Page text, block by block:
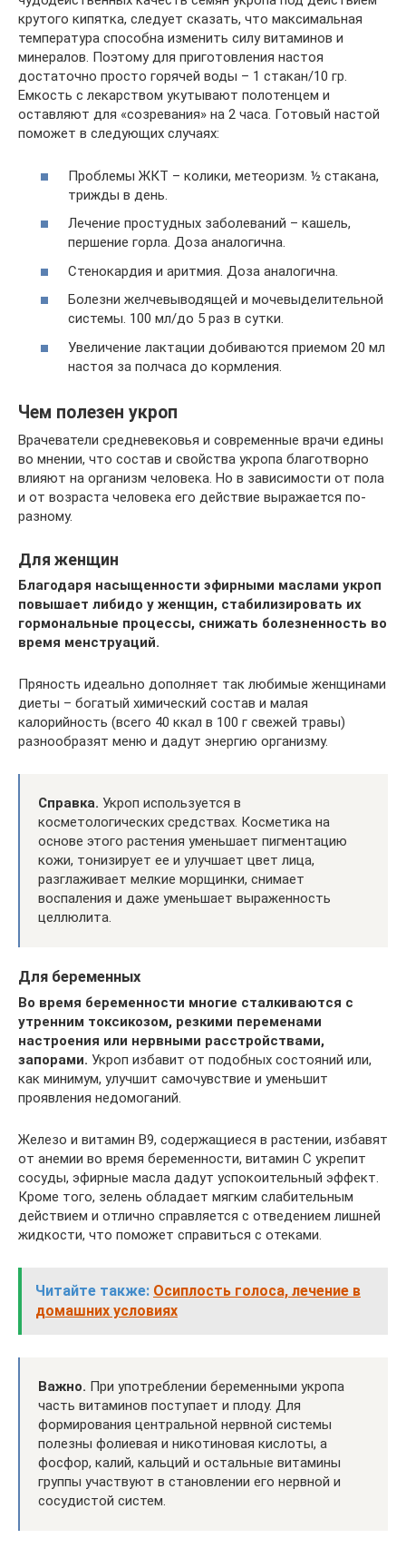
крутого кипятка, следует сказать, что максимальная
температура способна изменить силу витаминов и
минералов. Поэтому для приготовления настоя
достаточно просто горячей воды – 1 стакан/10 гр.
Емкость с лекарством укутывают полотенцем и
оставляют для «созревания» на 2 часа. Готовый настой
поможет в следующих случаях:
Проблемы ЖКТ – колики, метеоризм. ½ стакана,
трижды в день.
Лечение простудных заболеваний – кашель,
першение горла. Доза аналогична.
Стенокардия и аритмия. Доза аналогична.
Болезни желчевыводящей и мочевыделительной
системы. 100 мл/до 5 раз в сутки.
Увеличение лактации добиваются приемом 20 мл
настоя за полчаса до кормления.
Чем полезен укроп
Врачеватели средневековья и современные врачи едины
во мнении, что состав и свойства укропа благотворно
влияют на организм человека. Но в зависимости от пола
и от возраста человека его действие выражается по-
разному.
Для женщин
Благодаря насыщенности эфирными маслами укроп
повышает либидо у женщин, стабилизировать их
гормональные процессы, снижать болезненность во
время менструаций.
Пряность идеально дополняет так любимые женщинами
диеты – богатый химический состав и малая
калорийность (всего 40 ккал в 100 г свежей травы)
разнообразят меню и дадут энергию организму.
Справка. Укроп используется в
косметологических средствах. Косметика на
основе этого растения уменьшает пигментацию
кожи, тонизирует ее и улучшает цвет лица,
разглаживает мелкие морщинки, снимает
воспаления и даже уменьшает выраженность
целлюлита.
Для беременных
Во время беременности многие сталкиваются с
утренним токсикозом, резкими переменами
настроения или нервными расстройствами,
запорами. Укроп избавит от подобных состояний или,
как минимум, улучшит самочувствие и уменьшит
проявления недомоганий.
Железо и витамин B9, содержащиеся в растении, избавят
от анемии во время беременности, витамин C укрепит
сосуды, эфирные масла дадут успокоительный эффект.
Кроме того, зелень обладает мягким слабительным
действием и отлично справляется с отведением лишней
жидкости, что поможет справиться с отеками.
Читайте также: Осиплость голоса, лечение в
домашних условиях
Важно. При употреблении беременными укропа
часть витаминов поступает и плоду. Для
формирования центральной нервной системы
полезны фолиевая и никотиновая кислоты, а
фосфор, калий, кальций и остальные витамины
группы участвуют в становлении его нервной и
сосудистой систем.